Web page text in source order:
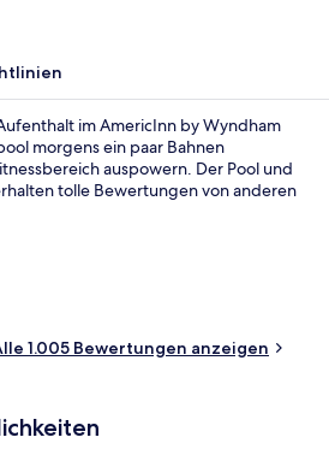
im AmericInn by Wyndham
morgens ein paar Bahnen
auspowern. Der Pool und
tolle Bewertungen von anderen
1.005 Bewertungen anzeigen